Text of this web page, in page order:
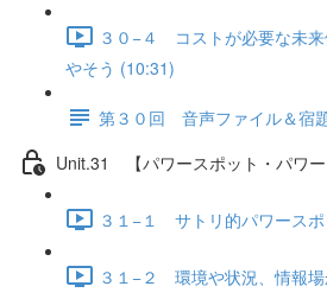
３０−４ コストが必要な未
やそう (10:31)
第３０回 音声ファイル＆宿
Unit.31 【パワースポット・パワー
３１−１ サトリ的パワース
３１−２ 環境や状況、情報